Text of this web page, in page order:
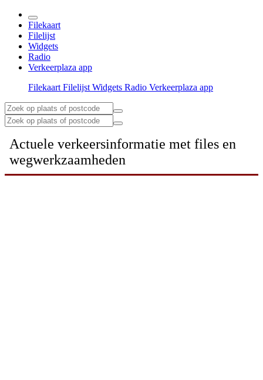
Filekaart
Filelijst
Widgets
Radio
Verkeerplaza app
Filekaart Filelijst Widgets Radio Verkeerplaza app
Actuele verkeersinformatie met files en
wegwerkzaamheden